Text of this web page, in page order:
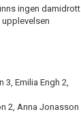
ingen damidrott
3, Emilia Engh 2,
2, Anna Jonasson